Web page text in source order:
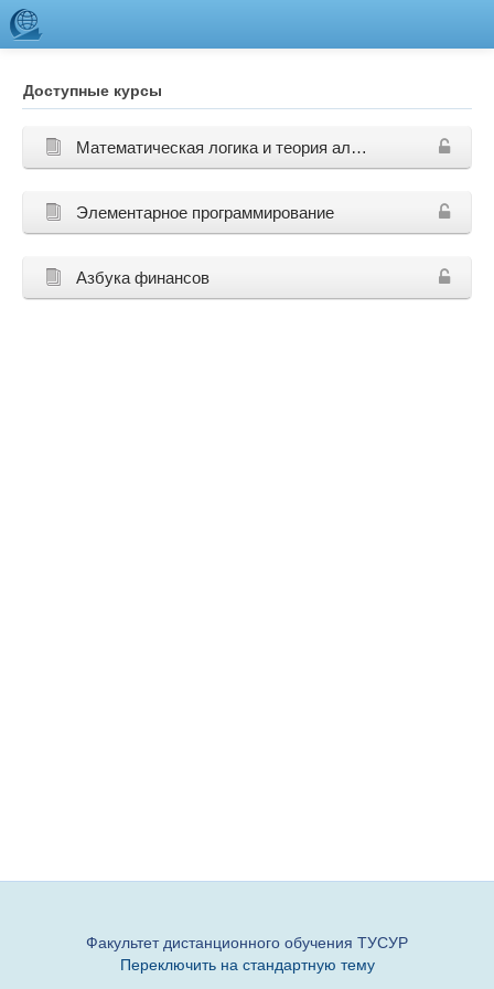
Перейти к основному содержанию
Доступные курсы
Математическая логика и теория алгоритмов
Элементарное программирование
Азбука финансов
Факультет дистанционного обучения ТУСУР
Переключить на стандартную тему